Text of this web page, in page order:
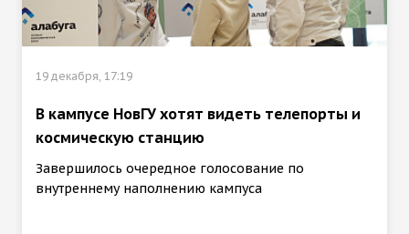
19 декабря, 17:19
В кампусе НовГУ хотят видеть телепорты и
космическую станцию
Завершилось очередное голосование по
внутреннему наполнению кампуса